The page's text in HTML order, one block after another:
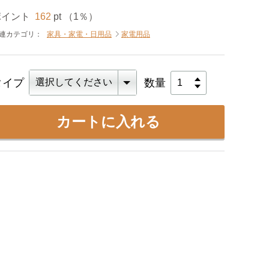
ント 162 pt （1％）
カテゴリ： 家具・家電・日用品 家電用品
イプ 数量
カートに入れる